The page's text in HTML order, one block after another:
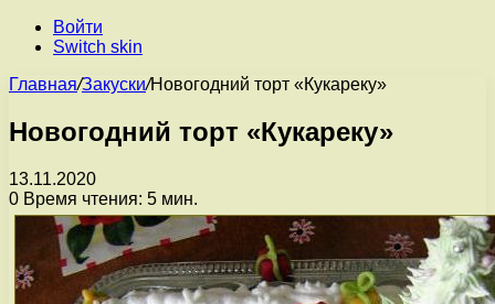
Войти
Switch skin
Главная/Закуски/Новогодний торт «Кукареку»
Новогодний торт «Кукареку»
13.11.2020
0 Время чтения: 5 мин.